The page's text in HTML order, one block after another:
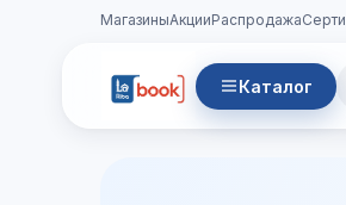
МагазиныАкцииРаспродажа
Каталог